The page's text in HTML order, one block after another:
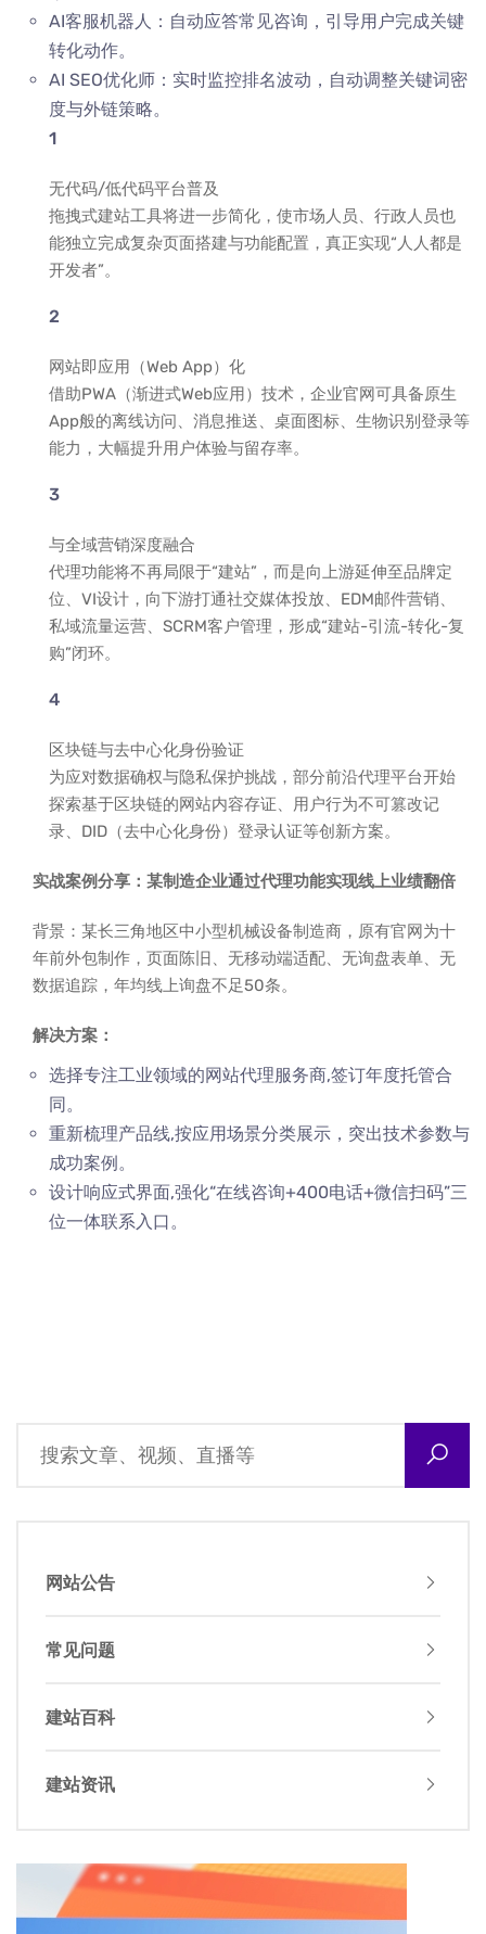
AI客服机器人：自动应答常见咨询，引导用户完成关键
转化动作。
AI SEO优化师：实时监控排名波动，自动调整关键词密
度与外链策略。
无代码/低代码平台普及
拖拽式建站工具将进一步简化，使市场人员、行政人员也
能独立完成复杂页面搭建与功能配置，真正实现“人人都是
开发者”。
网站即应用（Web App）化
借助PWA（渐进式Web应用）技术，企业官网可具备原生
App般的离线访问、消息推送、桌面图标、生物识别登录等
能力，大幅提升用户体验与留存率。
与全域营销深度融合
代理功能将不再局限于“建站”，而是向上游延伸至品牌定
位、VI设计，向下游打通社交媒体投放、EDM邮件营销、
私域流量运营、SCRM客户管理，形成“建站-引流-转化-复
购”闭环。
区块链与去中心化身份验证
为应对数据确权与隐私保护挑战，部分前沿代理平台开始
探索基于区块链的网站内容存证、用户行为不可篡改记
录、DID（去中心化身份）登录认证等创新方案。
实战案例分享：某制造企业通过代理功能实现线上业绩翻倍
背景：某长三角地区中小型机械设备制造商，原有官网为十
年前外包制作，页面陈旧、无移动端适配、无询盘表单、无
数据追踪，年均线上询盘不足50条。
解决方案：
选择专注工业领域的网站代理服务商,签订年度托管合
同。
重新梳理产品线,按应用场景分类展示，突出技术参数与
成功案例。
设计响应式界面,强化“在线咨询+400电话+微信扫码”三
位一体联系入口。
网站公告
常见问题
建站百科
建站资讯